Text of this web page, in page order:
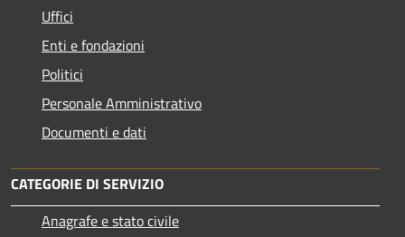
Uffici
Enti e fondazioni
Politici
Personale Amministrativo
Documenti e dati
CATEGORIE DI SERVIZIO
Anagrafe e stato civile